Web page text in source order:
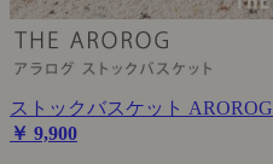
ストックバスケット AROROG
￥ 9,900